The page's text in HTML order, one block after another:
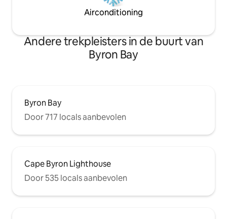
Airconditioning
Andere trekpleisters in de buurt van
Byron Bay
Byron Bay
Door 717 locals aanbevolen
Cape Byron Lighthouse
Door 535 locals aanbevolen